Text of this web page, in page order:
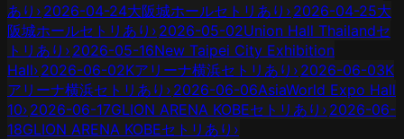
あり › 2026-04-24大阪城ホールセトリあり › 2026-04-25大
阪城ホールセトリあり › 2026-05-02Union Hall Thailandセ
トリあり › 2026-05-16New Taipei City Exhibition
Hall› 2026-06-02Kアリーナ横浜セトリあり › 2026-06-03K
アリーナ横浜セトリあり › 2026-06-06AsiaWorld Expo Hall
10› 2026-06-17GLION ARENA KOBEセトリあり › 2026-06-
18GLION ARENA KOBEセトリあり ›